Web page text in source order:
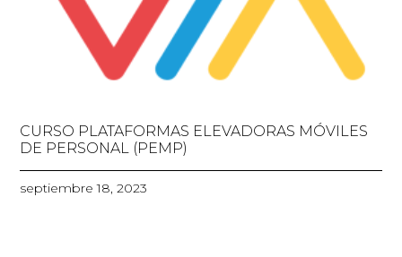
CURSO PLATAFORMAS ELEVADORAS MÓVILES
DE PERSONAL (PEMP)
septiembre 18, 2023